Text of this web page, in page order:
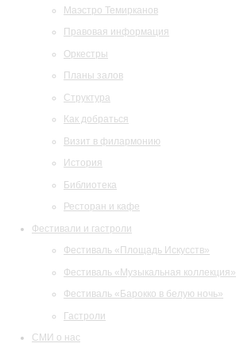
Маэстро Темирканов
Правовая информация
Оркестры
Планы залов
Структура
Как добраться
Визит в филармонию
История
Библиотека
Ресторан и кафе
Фестивали и гастроли
Фестиваль «Площадь Искусств»
Фестиваль «Музыкальная коллекция»
Фестиваль «Барокко в белую ночь»
Гастроли
СМИ о нас